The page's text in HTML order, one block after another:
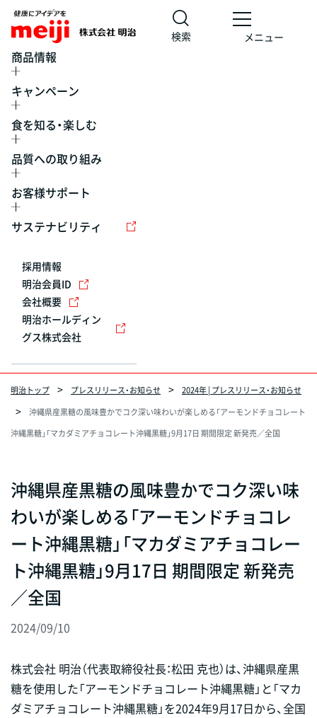
検索 メニュー
商品情報
キャンペーン
食を知る・楽しむ
品質への取り組み
お客様サポート
サステナビリティ
採用情報
明治会員ID
会社概要
明治ホールディン
グス株式会社
明治トップ プレスリリース・お知らせ
2024年 | プレスリリース・お知らせ
沖縄県産黒糖の風味豊かでコク深い味わいが楽しめる「アーモンドチョコレート
沖縄黒糖」「マカダミアチョコレート沖縄黒糖」9月17日 期間限定 新発売／全国
沖縄県産黒糖の風味豊かでコク深い味
わいが楽しめる「アーモンドチョコレ
ート沖縄黒糖」「マカダミアチョコレー
ト沖縄黒糖」9月17日 期間限定 新発売
／全国
2024/09/10
株式会社 明治（代表取締役社長：松田 克也）は、沖縄県産黒
糖を使用した「アーモンドチョコレート沖縄黒糖」と「マカ
ダミアチョコレート沖縄黒糖」を2024年9月17日から、全国